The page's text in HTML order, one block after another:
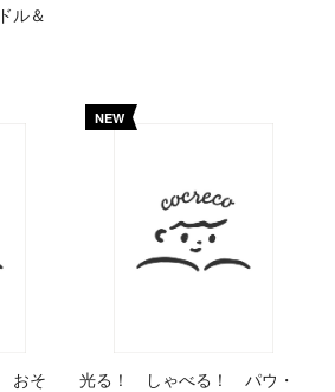
ル＆
おそ
NEW
光る！ しゃべる！ パウ・